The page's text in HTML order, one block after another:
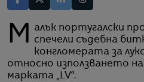
Малък португалски производител на ликьори
спечели съдебна
конгломерата за
относно използването
марката „LV“.